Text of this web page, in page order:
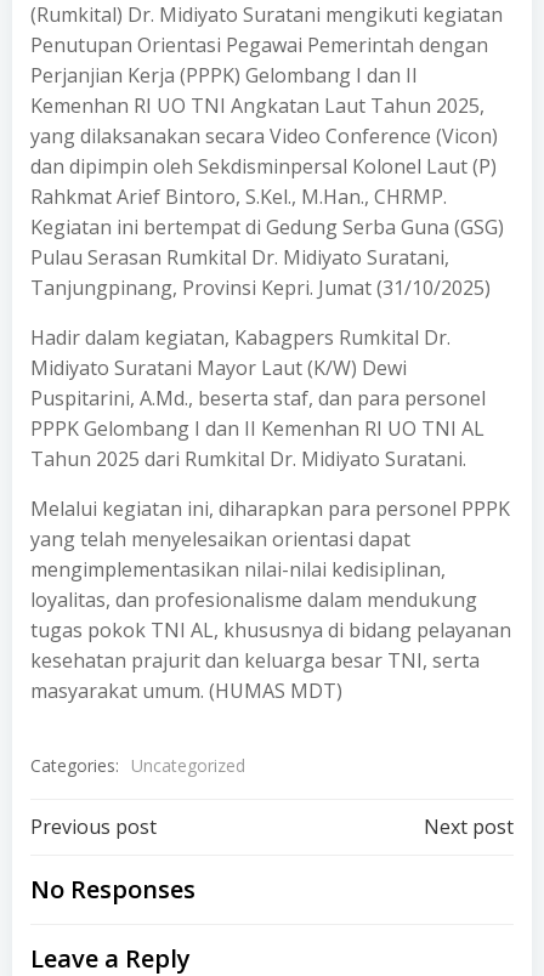
(Rumkital) Dr. Midiyato Suratani mengikuti kegiatan
Penutupan Orientasi Pegawai Pemerintah dengan
Perjanjian Kerja (PPPK) Gelombang I dan II
Kemenhan RI UO TNI Angkatan Laut Tahun 2025,
yang dilaksanakan secara Video Conference (Vicon)
dan dipimpin oleh Sekdisminpersal Kolonel Laut (P)
Rahkmat Arief Bintoro, S.Kel., M.Han., CHRMP.
Kegiatan ini bertempat di Gedung Serba Guna (GSG)
Pulau Serasan Rumkital Dr. Midiyato Suratani,
Tanjungpinang, Provinsi Kepri. Jumat (31/10/2025)
Hadir dalam kegiatan, Kabagpers Rumkital Dr.
Midiyato Suratani Mayor Laut (K/W) Dewi
Puspitarini, A.Md., beserta staf, dan para personel
PPPK Gelombang I dan II Kemenhan RI UO TNI AL
Tahun 2025 dari Rumkital Dr. Midiyato Suratani.
Melalui kegiatan ini, diharapkan para personel PPPK
yang telah menyelesaikan orientasi dapat
mengimplementasikan nilai-nilai kedisiplinan,
loyalitas, dan profesionalisme dalam mendukung
tugas pokok TNI AL, khususnya di bidang pelayanan
kesehatan prajurit dan keluarga besar TNI, serta
masyarakat umum. (HUMAS MDT)
Categories: Uncategorized
Post
navigation
Previous post Next post
No Responses
Leave a Reply